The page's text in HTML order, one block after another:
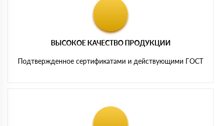
ВЫСОКОЕ КАЧЕСТВО ПРОДУКЦИИ
Подтвержденное сертификатами и действующими ГОСТ